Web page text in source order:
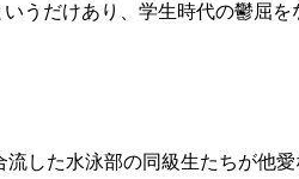
うだけあり、学生時代の鬱屈を
した水泳部の同級生たちが他